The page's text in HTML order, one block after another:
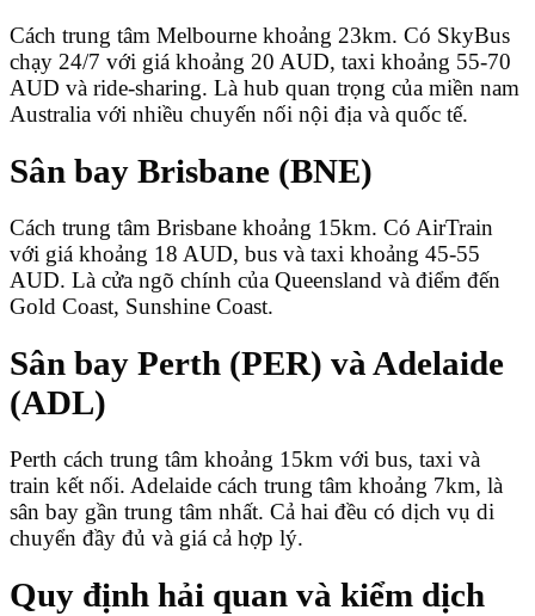
Cách trung tâm Melbourne khoảng 23km. Có SkyBus
chạy 24/7 với giá khoảng 20 AUD, taxi khoảng 55-70
AUD và ride-sharing. Là hub quan trọng của miền nam
Australia với nhiều chuyến nối nội địa và quốc tế.
Sân bay Brisbane (BNE)
Cách trung tâm Brisbane khoảng 15km. Có AirTrain
với giá khoảng 18 AUD, bus và taxi khoảng 45-55
AUD. Là cửa ngõ chính của Queensland và điểm đến
Gold Coast, Sunshine Coast.
Sân bay Perth (PER) và Adelaide
(ADL)
Perth cách trung tâm khoảng 15km với bus, taxi và
train kết nối. Adelaide cách trung tâm khoảng 7km, là
sân bay gần trung tâm nhất. Cả hai đều có dịch vụ di
chuyển đầy đủ và giá cả hợp lý.
Quy định hải quan và kiểm dịch